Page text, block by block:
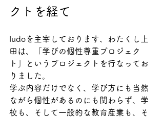
クトを経て
ludoを主宰しております、わたくし上
田は、「学びの個性尊重プロジェク
ト」というプロジェクトを行なってお
りました。
学ぶ内容だけでなく、学び方にも当然
ながら個性があるのにも関わらず、学
校も、そして一般的な教育産業も、そ